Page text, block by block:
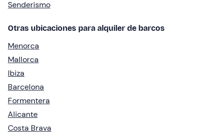
Senderismo
Otras ubicaciones para alquiler de barcos
Menorca
Mallorca
Ibiza
Barcelona
Formentera
Alicante
Costa Brava